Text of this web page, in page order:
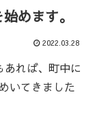
めます。
2022.03.28
れば、町中に
いてきました